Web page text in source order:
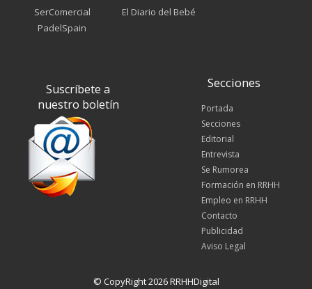
SerComercial
PadelSpain
El Diario del Bebé
Suscríbete a
nuestro boletín
Secciones
Portada
Secciones
Editorial
Entrevista
Se Rumorea
Formación en RRHH
Empleo en RRHH
Contacto
Publicidad
Aviso Legal
© CopyRight 2026 RRHHDigital